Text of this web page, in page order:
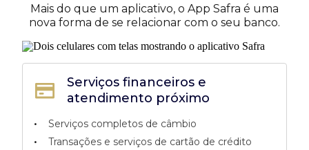
Mais do que um aplicativo, o App Safra é uma
nova forma de se relacionar com o seu banco.
Serviços financeiros e
atendimento próximo
•
Serviços completos de câmbio
• Transações e serviços de cartão de crédito